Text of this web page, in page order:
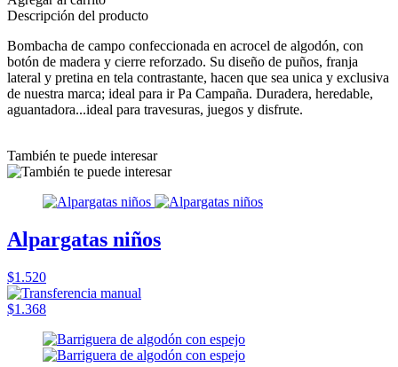
Descripción del producto
Bombacha de campo confeccionada en acrocel de algodón, con
botón de madera y cierre reforzado. Su diseño de puños, franja
lateral y pretina en tela contrastante, hacen que sea unica y exclusiva
de nuestra marca; ideal para ir Pa Campaña. Duradera, heredable,
aguantadora...ideal para travesuras, juegos y disfrute.
También te puede interesar
Alpargatas niños
$1.520
$1.368